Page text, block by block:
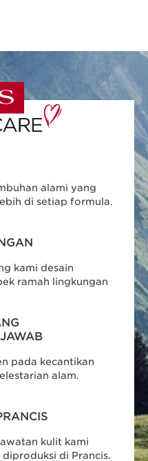
alami yang
di setiap formula.
kami desain
ramah lingkungan
pada kecantikan
alam.
kulit kami
di Prancis.